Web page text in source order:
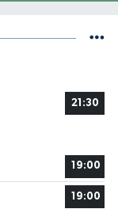
21:30
19:00
19:00